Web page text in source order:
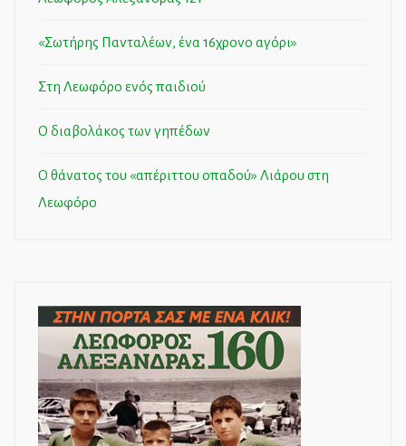
«Σωτήρης Πανταλέων, ένα 16χρονο αγόρι»
Στη Λεωφόρο ενός παιδιού
Ο διαβολάκος των γηπέδων
Ο θάνατος του «απέριττου οπαδού» Λιάρου στη
Λεωφόρο